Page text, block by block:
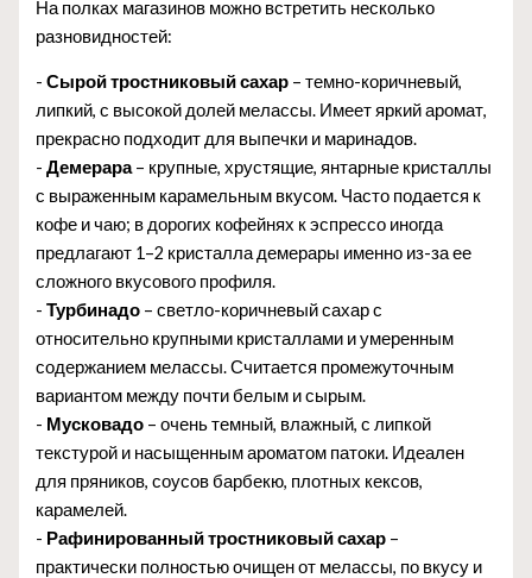
На полках магазинов можно встретить несколько
разновидностей:
-Сырой тростниковый сахар – темно-коричневый,
липкий, с высокой долей мелассы. Имеет яркий аромат,
прекрасно подходит для выпечки и маринадов.
-Демерара– крупные, хрустящие, янтарные кристаллы
с выраженным карамельным вкусом. Часто подается к
кофе и чаю; в дорогих кофейнях к эспрессо иногда
предлагают 1–2 кристалла демерары именно из-за ее
сложного вкусового профиля.
-Турбинадо – светло-коричневый сахар с
относительно крупными кристаллами и умеренным
содержанием мелассы. Считается промежуточным
вариантом между почти белым и сырым.
- Мусковадо – очень темный, влажный, с липкой
текстурой и насыщенным ароматом патоки. Идеален
для пряников, соусов барбекю, плотных кексов,
карамелей.
- Рафинированный тростниковый сахар –
практически полностью очищен от мелассы, по вкусу и